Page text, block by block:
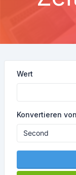
Wert
Konvertieren